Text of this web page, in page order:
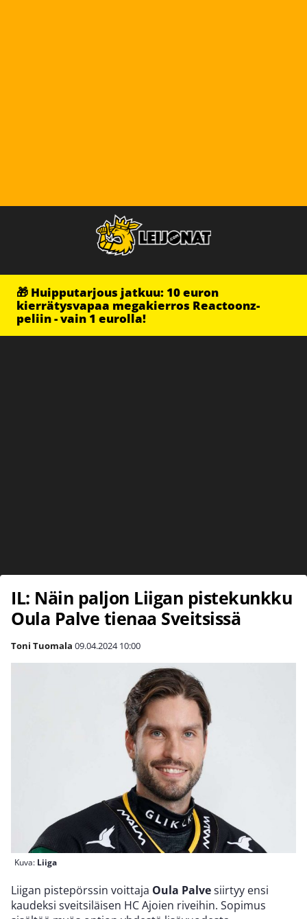
🎁 Huipputarjous jatkuu: 10 euron
kierrätysvapaa megakierros Reactoonz-
peliin - vain 1 eurolla!
IL: Näin paljon Liigan pistekunkku
Oula Palve tienaa Sveitsissä
Toni Tuomala 09.04.2024 10:00
Kuva: Liiga
Liigan pistepörssin voittaja Oula Palvesiirtyy ensi
kaudeksi sveitsiläisen HC Ajoien riveihin. Sopimus